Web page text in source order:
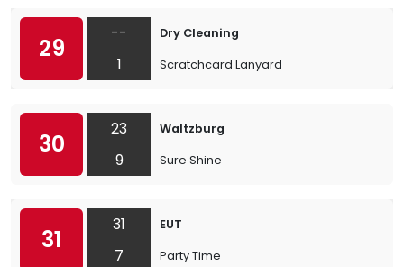
29
--
1
Dry Cleaning
Scratchcard Lanyard
30
23
9
Waltzburg
Sure Shine
31
31
7
EUT
Party Time